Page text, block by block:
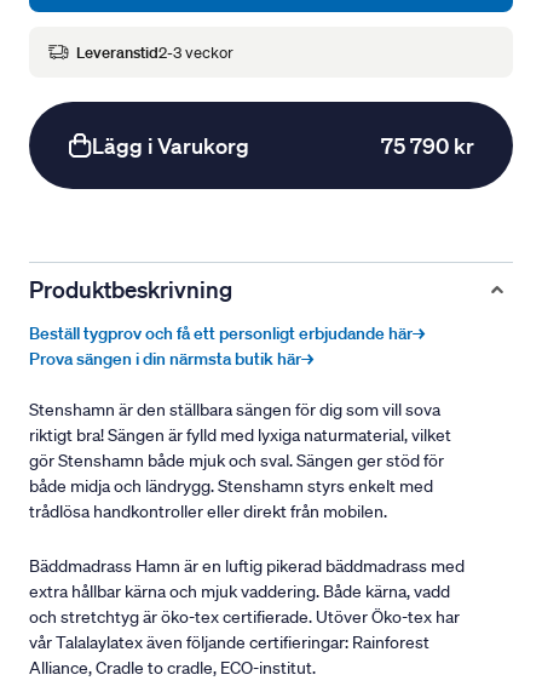
Leveranstid2-3 veckor
Lägg i Varukorg 75 790 kr
Produktbeskrivning
Beställ tygprov och få ett personligt erbjudande här→
Prova sängen i din närmsta butik här→
Stenshamn är den ställbara sängen för dig som vill sova
riktigt bra! Sängen är fylld med lyxiga naturmaterial, vilket
gör Stenshamn både mjuk och sval. Sängen ger stöd för
både midja och ländrygg. Stenshamn styrs enkelt med
trådlösa handkontroller eller direkt från mobilen.
Bäddmadrass Hamn är en luftig pikerad bäddmadrass med
extra hållbar kärna och mjuk vaddering. Både kärna, vadd
och stretchtyg är öko-tex certifierade. Utöver Öko-tex har
vår Talalaylatex även följande certifieringar: Rainforest
Alliance, Cradle to cradle, ECO-institut.